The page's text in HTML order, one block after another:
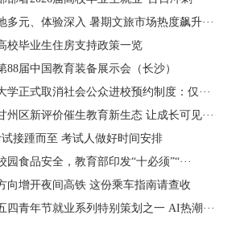
多元、体验深入 暑期文旅市场热度飙升···
校毕业生住房支持政策一览
88届中国教育装备展示会（长沙）
学正式取消社会公众进校预约制度：仅···
州区新评价催生教育新生态 让成长可见···
接踵而至 考试人做好时间安排
园食品安全，教育部印发“十必须”“···
向增开夜间高铁 这份乘车指南请查收
四青年节就业系列特别策划之一 AI热潮···